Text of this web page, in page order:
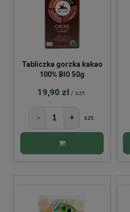
Tabliczka gorzka kakao
100% BIO 50g
19,90 zł / szt.
- + szt.